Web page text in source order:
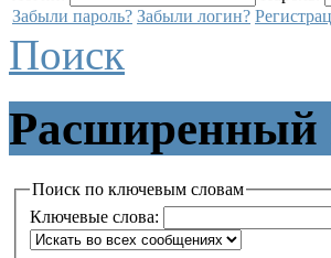
Забыли пароль? Забыли логин?
Поиск
Расширенный
Поиск по ключевым словам
Ключевые слова: